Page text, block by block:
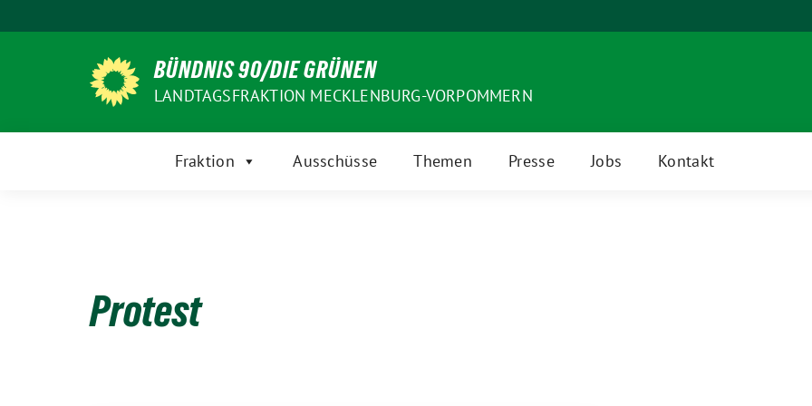
zum
BÜNDNIS 90/DIE GRÜNEN
LANDTAGSFRAKTION MECKLENBURG-VORPOMMERN
Fraktion Ausschüsse Themen Presse Jobs Kontakt
Protest